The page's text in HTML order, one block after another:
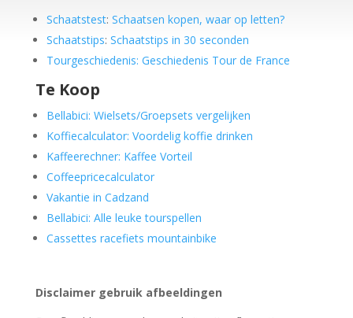
Schaatstest: Schaatsen kopen, waar op letten?
Schaatstips: Schaatstips in 30 seconden
Tourgeschiedenis: Geschiedenis Tour de France
Te Koop
Bellabici: Wielsets/Groepsets vergelijken
Koffiecalculator: Voordelig koffie drinken
Kaffeerechner: Kaffee Vorteil
Coffeepricecalculator
Vakantie in Cadzand
Bellabici: Alle leuke tourspellen
Cassettes racefiets mountainbike
Disclaimer gebruik afbeeldingen